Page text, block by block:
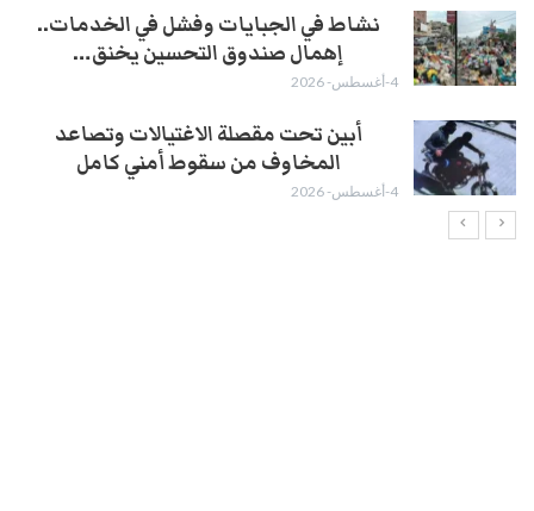
نشاط في الجبايات وفشل في الخدمات..
إهمال صندوق التحسين يخنق…
4-أغسطس- 2026
أبين تحت مقصلة الاغتيالات وتصاعد
المخاوف من سقوط أمني كامل
4-أغسطس- 2026